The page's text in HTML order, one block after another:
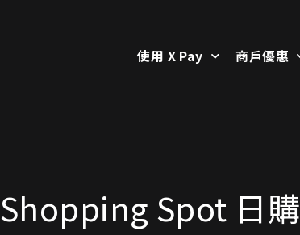
使用 X Pay 商戶優惠
Shopping Spot 日購